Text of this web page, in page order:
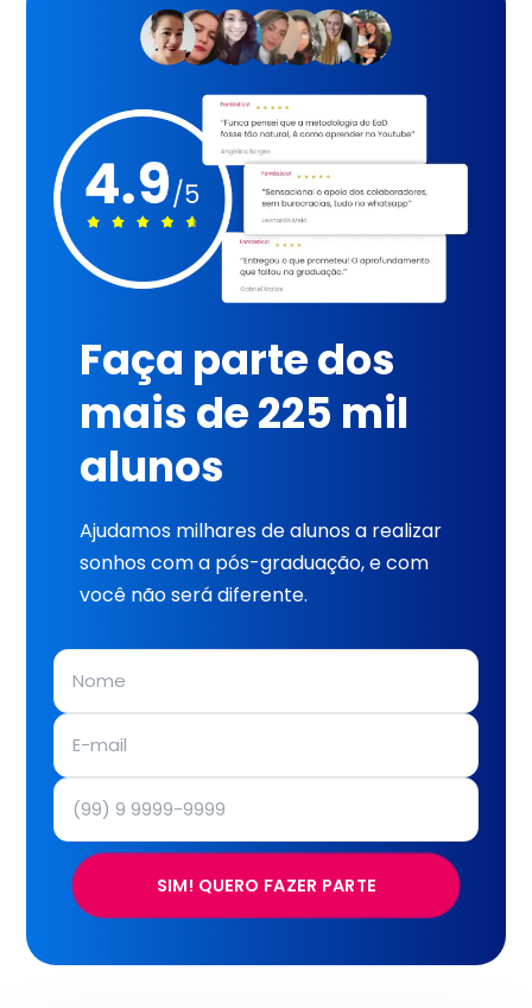
Faça parte dos
mais de 225 mil
alunos
Ajudamos milhares de alunos a realizar
sonhos com a pós-graduação, e com
você não será diferente.
SIM! QUERO FAZER PARTE